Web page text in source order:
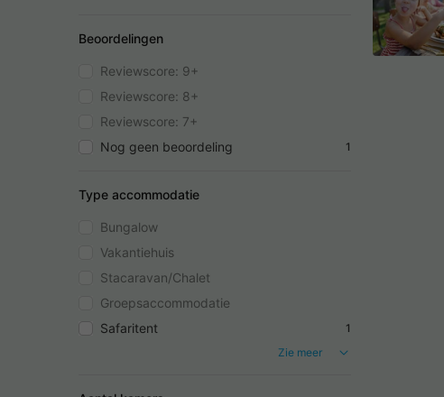
Beoordelingen
Reviewscore: 9+
Reviewscore: 8+
Reviewscore: 7+
Nog geen beoordeling
1
Type accommodatie
Bungalow
Vakantiehuis
Stacaravan/Chalet
Groepsaccommodatie
Safaritent
1
Zie meer